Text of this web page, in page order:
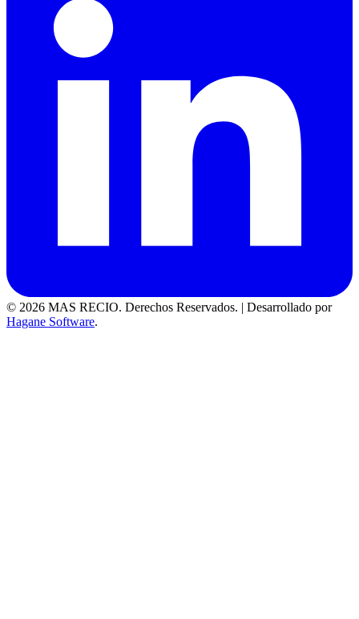
© 2026 MAS RECIO. Derechos Reservados. | Desarrollado por
Hagane Software.